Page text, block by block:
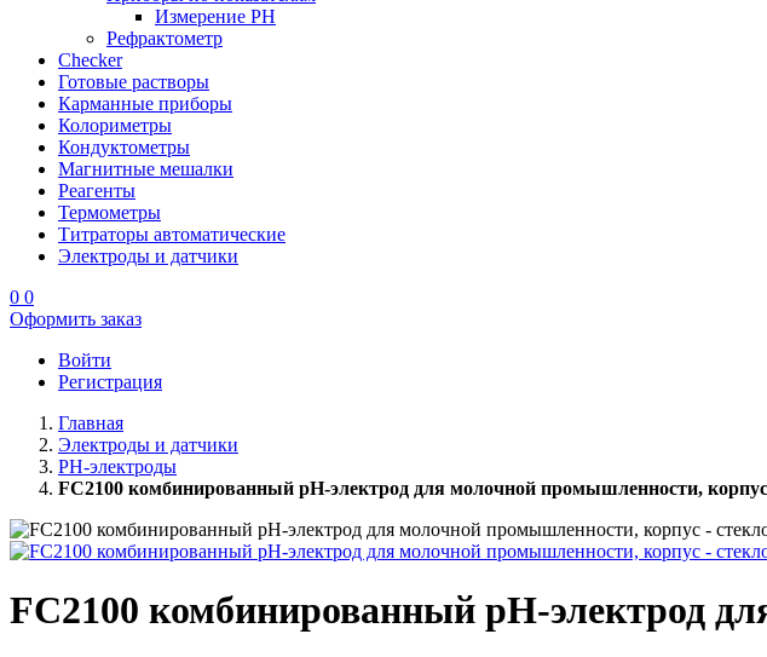
Измерение PH
Рефрактометр
Checker
Готовые растворы
Карманные приборы
Колориметры
Кондуктометры
Магнитные мешалки
Реагенты
Термометры
Титраторы автоматические
Электроды и датчики
0 0
Оформить заказ
Войти
Регистрация
Главная
Электроды и датчики
PH-электроды
FC2100 комбинированный рН-электрод для молочной промышленности, корпус
FC2100 комбинированный рН-электрод